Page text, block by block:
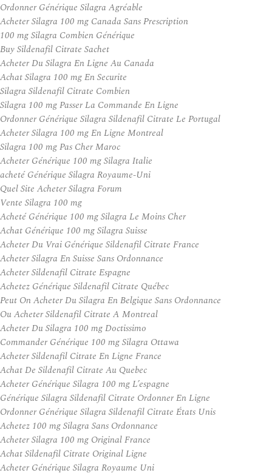
Ordonner Générique Silagra Agréable
Acheter Silagra 100 mg Canada Sans Prescription
100 mg Silagra Combien Générique
Buy Sildenafil Citrate Sachet
Acheter Du Silagra En Ligne Au Canada
Achat Silagra 100 mg En Securite
Silagra Sildenafil Citrate Combien
Silagra 100 mg Passer La Commande En Ligne
Ordonner Générique Silagra Sildenafil Citrate Le Portugal
Acheter Silagra 100 mg En Ligne Montreal
Silagra 100 mg Pas Cher Maroc
Acheter Générique 100 mg Silagra Italie
acheté Générique Silagra Royaume-Uni
Quel Site Acheter Silagra Forum
Vente Silagra 100 mg
Acheté Générique 100 mg Silagra Le Moins Cher
Achat Générique 100 mg Silagra Suisse
Acheter Du Vrai Générique Sildenafil Citrate France
Acheter Silagra En Suisse Sans Ordonnance
Acheter Sildenafil Citrate Espagne
Achetez Générique Sildenafil Citrate Québec
Peut On Acheter Du Silagra En Belgique Sans Ordonnance
Ou Acheter Sildenafil Citrate A Montreal
Acheter Du Silagra 100 mg Doctissimo
Commander Générique 100 mg Silagra Ottawa
Acheter Sildenafil Citrate En Ligne France
Achat De Sildenafil Citrate Au Quebec
Acheter Générique Silagra 100 mg L’espagne
Générique Silagra Sildenafil Citrate Ordonner En Ligne
Ordonner Générique Silagra Sildenafil Citrate États Unis
Achetez 100 mg Silagra Sans Ordonnance
Acheter Silagra 100 mg Original France
Achat Sildenafil Citrate Original Ligne
Acheter Générique Silagra Royaume Uni